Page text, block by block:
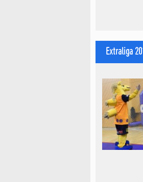
Extraliga